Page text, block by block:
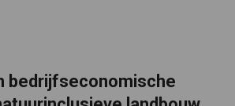
bedrijfseconomische